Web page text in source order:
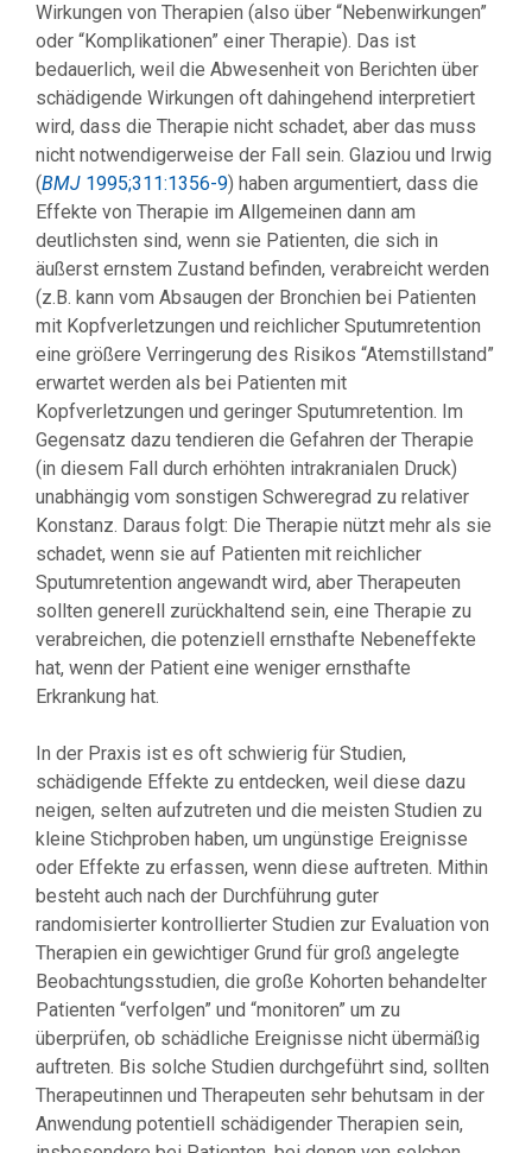
Wirkungen von Therapien (also über “Nebenwirkungen”
oder “Komplikationen” einer Therapie). Das ist
bedauerlich, weil die Abwesenheit von Berichten über
schädigende Wirkungen oft dahingehend interpretiert
wird, dass die Therapie nicht schadet, aber das muss
nicht notwendigerweise der Fall sein. Glaziou und Irwig
(BMJ 1995;311:1356-9) haben argumentiert, dass die
Effekte von Therapie im Allgemeinen dann am
deutlichsten sind, wenn sie Patienten, die sich in
äußerst ernstem Zustand befinden, verabreicht werden
(z.B. kann vom Absaugen der Bronchien bei Patienten
mit Kopfverletzungen und reichlicher Sputumretention
eine größere Verringerung des Risikos “Atemstillstand”
erwartet werden als bei Patienten mit
Kopfverletzungen und geringer Sputumretention. Im
Gegensatz dazu tendieren die Gefahren der Therapie
(in diesem Fall durch erhöhten intrakranialen Druck)
unabhängig vom sonstigen Schweregrad zu relativer
Konstanz. Daraus folgt: Die Therapie nützt mehr als sie
schadet, wenn sie auf Patienten mit reichlicher
Sputumretention angewandt wird, aber Therapeuten
sollten generell zurückhaltend sein, eine Therapie zu
verabreichen, die potenziell ernsthafte Nebeneffekte
hat, wenn der Patient eine weniger ernsthafte
Erkrankung hat.
In der Praxis ist es oft schwierig für Studien,
schädigende Effekte zu entdecken, weil diese dazu
neigen, selten aufzutreten und die meisten Studien zu
kleine Stichproben haben, um ungünstige Ereignisse
oder Effekte zu erfassen, wenn diese auftreten. Mithin
besteht auch nach der Durchführung guter
randomisierter kontrollierter Studien zur Evaluation von
Therapien ein gewichtiger Grund für groß angelegte
Beobachtungsstudien, die große Kohorten behandelter
Patienten “verfolgen” und “monitoren” um zu
überprüfen, ob schädliche Ereignisse nicht übermäßig
auftreten. Bis solche Studien durchgeführt sind, sollten
Therapeutinnen und Therapeuten sehr behutsam in der
Anwendung potentiell schädigender Therapien sein,